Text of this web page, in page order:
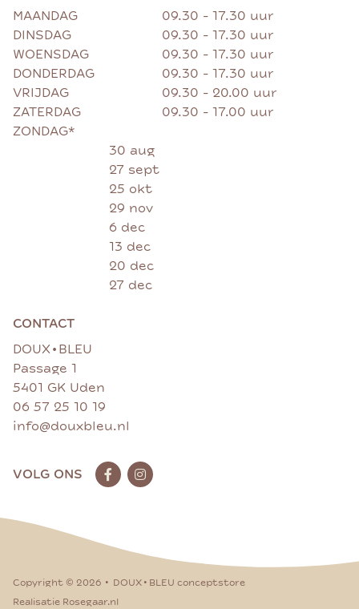
MAANDAG
09.30 - 17.30 uur
DINSDAG
09.30 - 17.30 uur
WOENSDAG
09.30 - 17.30 uur
DONDERDAG
09.30 - 17.30 uur
VRIJDAG
09.30 - 20.00 uur
ZATERDAG
09.30 - 17.00 uur
ZONDAG*
30 aug
27 sept
25 okt
29 nov
6 dec
13 dec
20 dec
27 dec
CONTACT
DOUX • BLEU
Passage 1
5401 GK Uden
06 57 25 10 19
info@douxbleu.nl
VOLG ONS
Copyright © 2026 • DOUX • BLEU conceptstore
Realisatie Rosegaar.nl